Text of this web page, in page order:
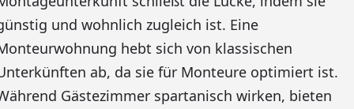
und wohnlich zugleich ist. Eine
hebt sich von klassischen
ab, da sie für Monteure optimiert ist.
Gästezimmer spartanisch wirken, bieten